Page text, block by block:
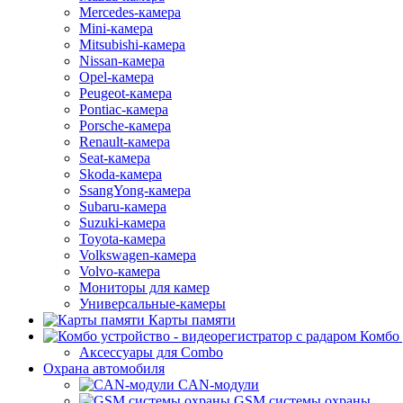
Mercedes-камера
Mini-камера
Mitsubishi-камера
Nissan-камера
Opel-камера
Peugeot-камера
Pontiac-камера
Porsche-камера
Renault-камера
Seat-камера
Skoda-камера
SsangYong-камера
Subaru-камера
Suzuki-камера
Toyota-камера
Volkswagen-камера
Volvo-камера
Мониторы для камер
Универсальные-камеры
Карты памяти
Комбо
Аксессуары для Combo
Охрана автомобиля
CAN-модули